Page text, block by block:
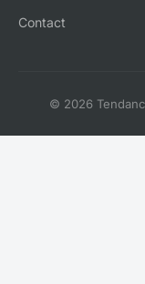
Contact
© 2026